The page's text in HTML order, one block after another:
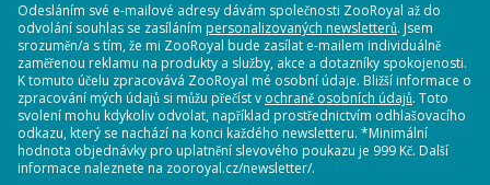
Odesláním své e-mailové adresy dávám společnosti ZooRoyal až do
odvolání souhlas se zasíláním personalizovaných newsletterů. Jsem
srozuměn/a s tím, že mi ZooRoyal bude zasílat e-mailem individuálně
zaměřenou reklamu na produkty a služby, akce a dotazníky spokojenosti.
K tomuto účelu zpracovává ZooRoyal mé osobní údaje. Bližší informace o
zpracování mých údajů si můžu přečíst v ochraně osobních údajů. Toto
svolení mohu kdykoliv odvolat, například prostřednictvím odhlašovacího
odkazu, který se nachází na konci každého newsletteru. *Minimální
hodnota objednávky pro uplatnění slevového poukazu je 999 Kč. Další
informace naleznete na zooroyal.cz/newsletter/.